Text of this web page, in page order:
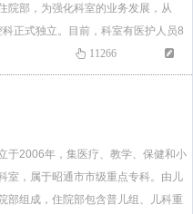
院部，为强化科室的业务发展，从
正式独立。目前，科室有医护人员8
士2名，有主治医师2名、医师3名、口
护士2名，配有大视野CBCT一台、
目有：种植牙、成人及儿童的错颌…
11266
于2006年，集医疗、教学、保健和小
室，属于昭通市市级重点专科。由儿
部组成，住院部包含普儿组、儿科重